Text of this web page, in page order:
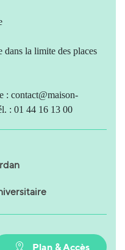
dans la limite des places
: contact@maison-
: 01 44 16 13 00
Plan & Accès